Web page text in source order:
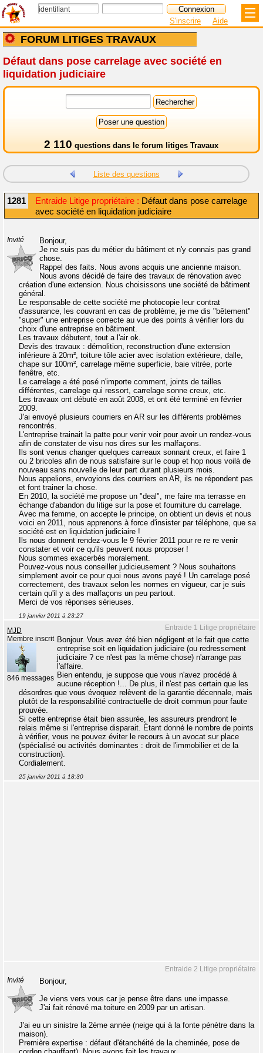
FORUM LITIGES TRAVAUX
S'inscrire Aide
Défaut dans pose carrelage avec société en
liquidation judiciaire
2 110 questions dans le forum litiges Travaux
Liste des questions
1281 Entraide Litige propriétaire : Défaut dans pose carrelage
avec société en liquidation judiciaire
Invité
Bonjour,
Je ne suis pas du métier du bâtiment et n'y connais pas grand
chose.
Rappel des faits. Nous avons acquis une ancienne maison.
Nous avons décidé de faire des travaux de rénovation avec
création d'une extension. Nous choisissons une société de bâtiment
général.
Le responsable de cette société me photocopie leur contrat
d'assurance, les couvrant en cas de problème, je me dis "bêtement"
"super" une entreprise correcte au vue des points à vérifier lors du
choix d'une entreprise en bâtiment.
Les travaux débutent, tout a l'air ok.
Devis des travaux : démolition, reconstruction d'une extension
inférieure à 20m², toiture tôle acier avec isolation extérieure, dalle,
chape sur 100m², carrelage même superficie, baie vitrée, porte
fenêtre, etc.
Le carrelage a été posé n'importe comment, joints de tailles
différentes, carrelage qui ressort, carrelage sonne creux, etc.
Les travaux ont débuté en août 2008, et ont été terminé en février
2009.
J'ai envoyé plusieurs courriers en AR sur les différents problèmes
rencontrés.
L'entreprise trainait la patte pour venir voir pour avoir un rendez-vous
afin de constater de visu nos dires sur les malfaçons.
Ils sont venus changer quelques carreaux sonnant creux, et faire 1
ou 2 bricoles afin de nous satisfaire sur le coup et hop nous voilà de
nouveau sans nouvelle de leur part durant plusieurs mois.
Nous appelions, envoyions des courriers en AR, ils ne répondent pas
et font trainer la chose.
En 2010, la société me propose un "deal", me faire ma terrasse en
échange d'abandon du litige sur la pose et fourniture du carrelage.
Avec ma femme, on accepte le principe, on obtient un devis et nous
voici en 2011, nous apprenons à force d'insister par téléphone, que sa
société est en liquidation judiciaire !
Ils nous donnent rendez-vous le 9 février 2011 pour re re re venir
constater et voir ce qu'ils peuvent nous proposer !
Nous sommes exacerbés moralement.
Pouvez-vous nous conseiller judicieusement ? Nous souhaitons
simplement avoir ce pour quoi nous avons payé ! Un carrelage posé
correctement, des travaux selon les normes en vigueur, car je suis
certain qu'il y a des malfaçons un peu partout.
Merci de vos réponses sérieuses.
19 janvier 2011 à 23:27
Entraide 1 Litige propriétaire
MJD
Membre inscrit
846 messages
Bonjour. Vous avez été bien négligent et le fait que cette
entreprise soit en liquidation judiciaire (ou redressement
judiciaire ? ce n'est pas la même chose) n'arrange pas
l'affaire.
Bien entendu, je suppose que vous n'avez procédé à
aucune réception !... De plus, il n'est pas certain que les
désordres que vous évoquez relèvent de la garantie décennale, mais
plutôt de la responsabilité contractuelle de droit commun pour faute
prouvée.
Si cette entreprise était bien assurée, les assureurs prendront le
relais même si l'entreprise disparait. Étant donné le nombre de points
à vérifier, vous ne pouvez éviter le recours à un avocat sur place
(spécialisé ou activités dominantes : droit de l'immobilier et de la
construction).
Cordialement.
25 janvier 2011 à 18:30
Entraide 2 Litige propriétaire
Invité
Bonjour,
Je viens vers vous car je pense être dans une impasse.
J'ai fait rénové ma toiture en 2009 par un artisan.
J'ai eu un sinistre la 2ème année (neige qui à la fonte pénètre dans la
maison).
Première expertise : défaut d'étanchéité de la cheminée, pose de